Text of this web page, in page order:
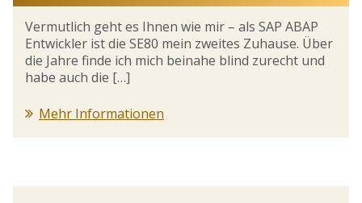
Vermutlich geht es Ihnen wie mir – als SAP ABAP
Entwickler ist die SE80 mein zweites Zuhause. Über
die Jahre finde ich mich beinahe blind zurecht und
habe auch die […]
Mehr Informationen